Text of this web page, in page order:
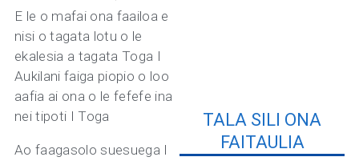
E le o mafai ona faailoa e
nisi o tagata lotu o le
ekalesia a tagata Toga I
Aukilani faiga piopio o loo
aafia ai ona o le fefefe ina
nei tipoti I Toga
Ao faagasolo suesuega I
TALA SILI ONA
FAITAULIA